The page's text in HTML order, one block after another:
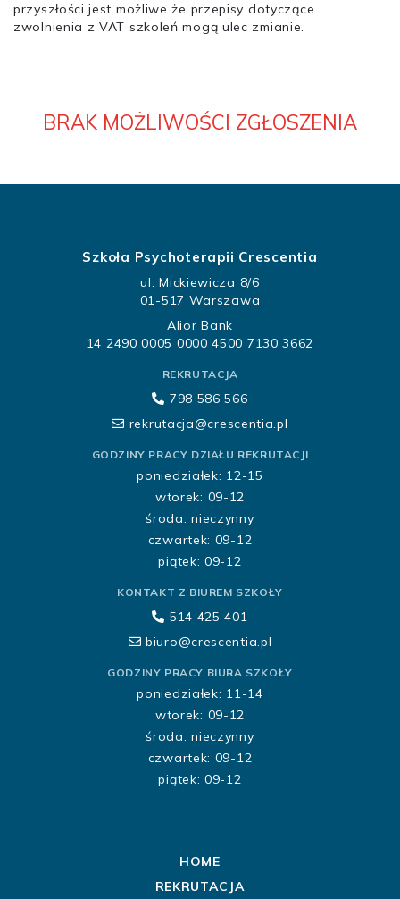
przyszłości jest możliwe że przepisy dotyczące
zwolnienia z VAT szkoleń mogą ulec zmianie.
BRAK MOŻLIWOŚCI ZGŁOSZENIA
Szkoła Psychoterapii Crescentia
ul. Mickiewicza 8/6
01-517 Warszawa
Alior Bank
14 2490 0005 0000 4500 7130 3662
REKRUTACJA
798 586 566
rekrutacja@crescentia.pl
GODZINY PRACY DZIAŁU REKRUTACJI
poniedziałek: 12-15
wtorek: 09-12
środa: nieczynny
czwartek: 09-12
piątek: 09-12
KONTAKT Z BIUREM SZKOŁY
514 425 401
biuro@crescentia.pl
GODZINY PRACY BIURA SZKOŁY
poniedziałek: 11-14
wtorek: 09-12
środa: nieczynny
czwartek: 09-12
piątek: 09-12
HOME
REKRUTACJA